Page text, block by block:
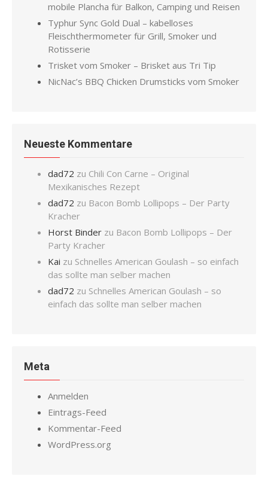
mobile Plancha für Balkon, Camping und Reisen
Typhur Sync Gold Dual – kabelloses
Fleischthermometer für Grill, Smoker und
Rotisserie
Trisket vom Smoker – Brisket aus Tri Tip
NicNac’s BBQ Chicken Drumsticks vom Smoker
Neueste Kommentare
dad72 zu Chili Con Carne – Original
Mexikanisches Rezept
dad72 zu Bacon Bomb Lollipops – Der Party
Kracher
Horst Binder zu Bacon Bomb Lollipops – Der
Party Kracher
Kai zu Schnelles American Goulash – so einfach
das sollte man selber machen
dad72 zu Schnelles American Goulash – so
einfach das sollte man selber machen
Meta
Anmelden
Eintrags-Feed
Kommentar-Feed
WordPress.org